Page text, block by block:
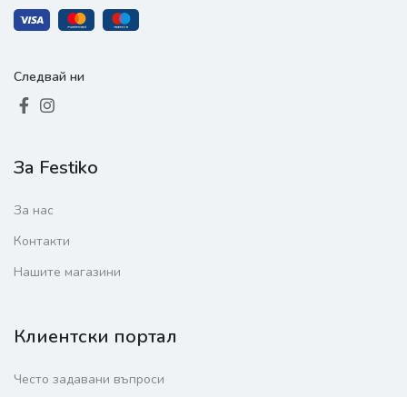
Следвай ни
За Festiko
За нас
Контакти
Нашите магазини
Клиентски портал
Често задавани въпроси